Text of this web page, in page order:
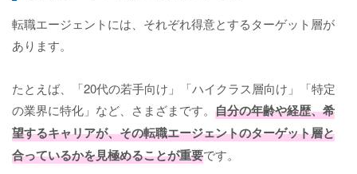
転職エージェントには、それぞれ得意とするターゲット層が
あります。
たとえば、「20代の若手向け」「ハイクラス層向け」「特定
の業界に特化」など、さまざまです。 自分の年齢や経歴、希
望するキャリアが、その転職エージェントのターゲット層と
合っているかを見極めることが重要です。